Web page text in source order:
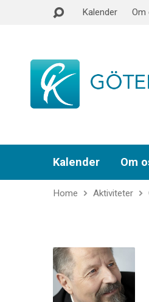
Kalender Om
Kalender Om
Home Aktiviteter